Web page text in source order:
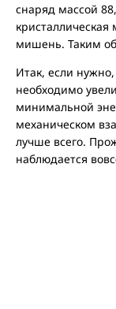
снаряд массой
мишень. Таким
Итак, если
необходимо
минимальной
механическом
лучше всего.
наблюдается